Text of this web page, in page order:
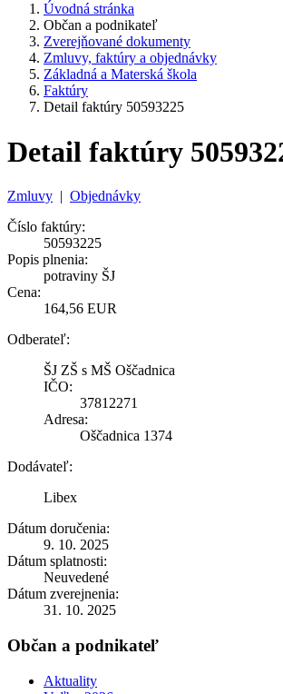
Úvodná stránka
Občan a podnikateľ
Zverejňované dokumenty
Zmluvy, faktúry a objednávky
Základná a Materská škola
Faktúry
Detail faktúry 50593225
Detail faktúry
Zmluvy | Objednávky
Číslo faktúry:
50593225
Popis plnenia:
potraviny ŠJ
Cena:
164,56 EUR
Odberateľ:
ŠJ ZŠ s MŠ Oščadnica
IČO:
37812271
Adresa:
Oščadnica 1374
Dodávateľ:
Libex
Dátum doručenia:
9. 10. 2025
Dátum splatnosti:
Neuvedené
Dátum zverejnenia:
31. 10. 2025
Občan a podnikateľ
Aktuality